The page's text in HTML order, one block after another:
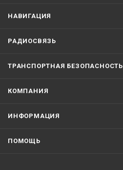
НАВИГАЦИЯ
РАДИОСВЯЗЬ
ТРАНСПОРТНАЯ БЕЗОПАСНОСТЬ
КОМПАНИЯ
ИНФОРМАЦИЯ
ПОМОЩЬ